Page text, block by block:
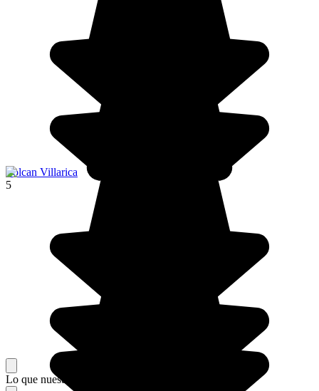
Volcan Villarica
5
Lo que nuestros viajeros piensan de su estancia